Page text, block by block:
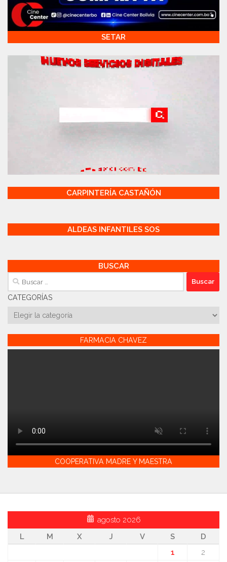
SETAR
CARPINTERÍA CASTAÑÓN
ALDEAS INFANTILES SOS
BUSCAR
Buscar:
CATEGORÍAS
Categorías
FARMACIA CHAVEZ
COOPERATIVA MADRE Y MAESTRA
agosto 2026
L
M X J V S
D
1
2